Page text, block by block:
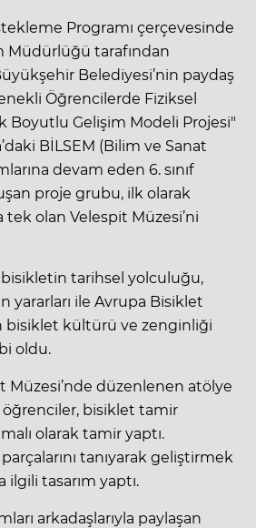
Programı çerçevesinde
Müdürlüğü tarafından
Belediyesi’nin paydaş
Öğrencilerde Fiziksel
Boyutlu Gelişim Modeli Projesi"
BİLSEM (Bilim ve Sanat
devam eden 6. sınıf
proje grubu, ilk olarak
tek olan Velespit Müzesi’ni
tarihsel yolculuğu,
yararları ile Avrupa Bisiklet
bisiklet kültürü ve zenginliği
oldu.
Müzesi’nde düzenlenen atölye
öğrenciler, bisiklet tamir
olarak tamir yaptı.
tanıyarak geliştirmek
tasarım yaptı.
arkadaşlarıyla paylaşan